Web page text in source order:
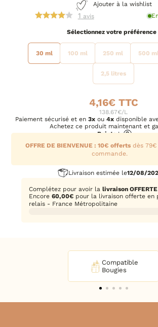
Ajouter à la wishlist
1 avis
préférence
30 ml 100 ml 250 ml 500
2,5 litres
4,16€
138.67€/L
Paiement sécurisé et en 3x ou 4x disponible
Achetez ce produit maintenant et
Points! ?
Livraison estimée le12/08/
Complétez pour avoir lalivraison OFFERTE
Encore60,00€ pour la livraison offerte en
relais - France Métropolitaine
OFFRE DE BIENVENUE : 10€ offertsdès 79€
commande.
Compatible
Bougies